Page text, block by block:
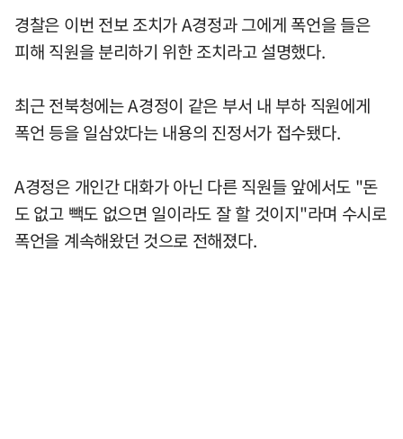
경찰은 이번 전보 조치가 A경정과 그에게 폭언을 들은
피해 직원을 분리하기 위한 조치라고 설명했다.
최근 전북청에는 A경정이 같은 부서 내 부하 직원에게
폭언 등을 일삼았다는 내용의 진정서가 접수됐다.
A경정은 개인간 대화가 아닌 다른 직원들 앞에서도 "돈
도 없고 빽도 없으면 일이라도 잘 할 것이지"라며 수시로
폭언을 계속해왔던 것으로 전해졌다.